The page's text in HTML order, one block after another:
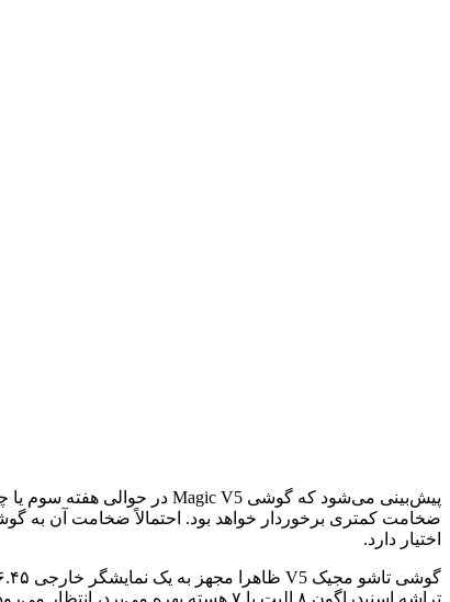
اختیار دارد.
تراشه اسنپدراگون ۸ الیت با ۷ هسته بهره می‌برد، انتظار می‌رود که Magic V5 از نسخه ۸ هسته‌ای این تراشه استفاده کند.